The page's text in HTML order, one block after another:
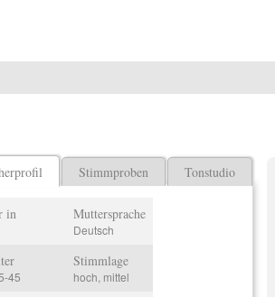
Stimmproben Tonstudio
in Muttersprache
Deutsch
45
Stimmlage
hoch, mittel